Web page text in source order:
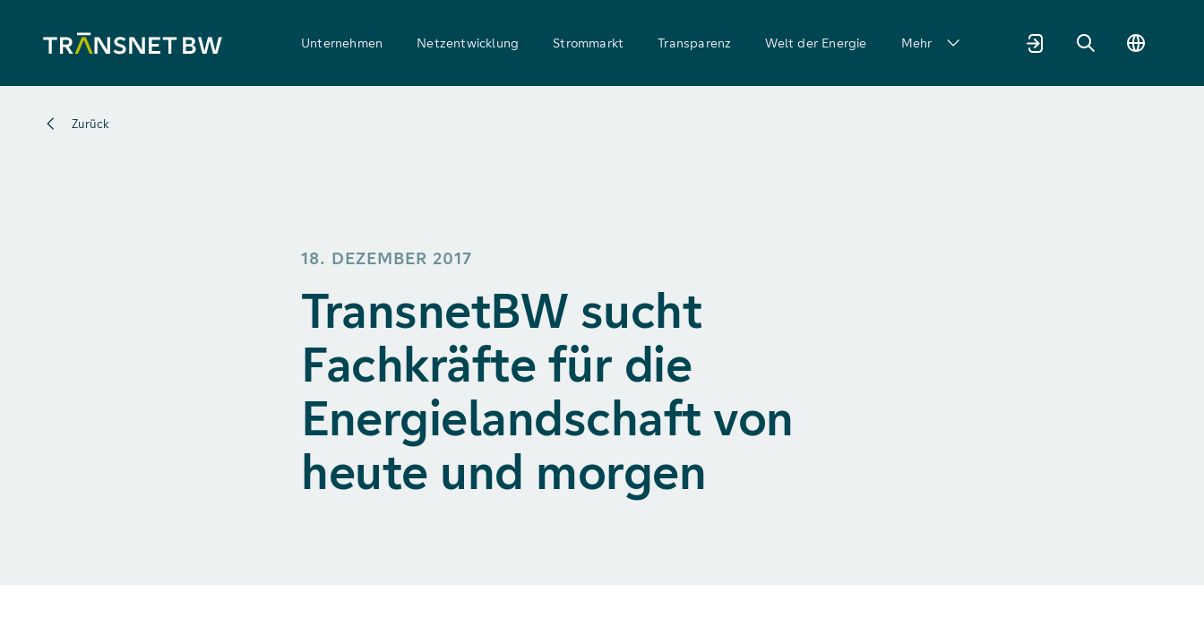
Unternehmen Netzentwicklung Strommarkt Transparenz Welt der Energie Mehr
Zurück
18. DEZEMBER 2017
TransnetBW sucht
Fachkräfte für die
Energielandschaft von
heute und morgen